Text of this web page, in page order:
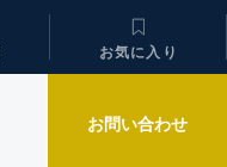
お気に入り
お問い合わせ